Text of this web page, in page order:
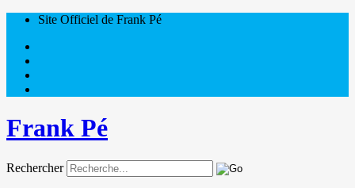
Site Officiel de Frank Pé
Frank Pé
Rechercher